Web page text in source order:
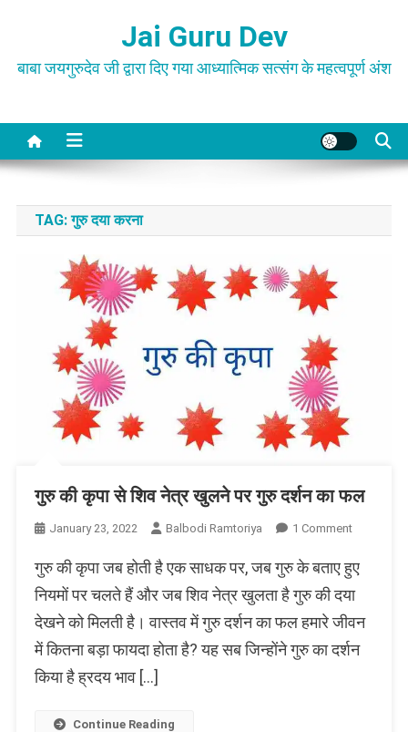
content
Jai Guru Dev
बाबा जयगुरुदेव जी द्वारा दिए गया आध्यात्मिक सत्संग के महत्वपूर्ण अंश
TAG:गुरु दया करना
गुरु की कृपा से शिव नेत्र खुलने पर गुरु दर्शन का फल
January 23, 2022 Balbodi Ramtoriya 1 CommentOn
की
शिव
नेत्र
गुरु की कृपा जब होती है एक साधक पर, जब गुरु के बताए हुए
नियमों पर चलते हैं और जब शिव नेत्र खुलता है गुरु की दया
देखने को मिलती है। वास्तव में गुरु दर्शन का फल हमारे जीवन
में कितना बड़ा फायदा होता है? यह सब जिन्होंने गुरु का दर्शन
किया है ह्रदय भाव […]
Continue Reading